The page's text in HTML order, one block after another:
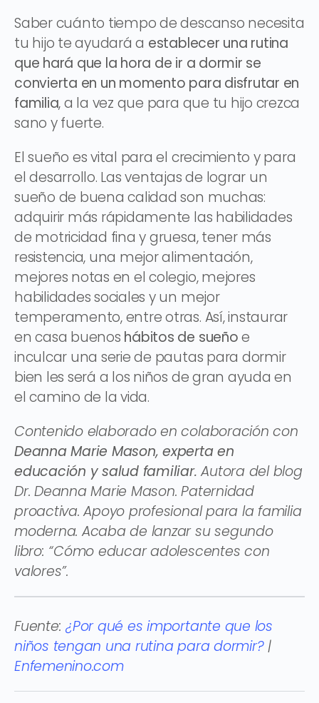
Saber cuánto tiempo de descanso necesita
tu hijo te ayudará a establecer una rutina
que hará que la hora de ir a dormir se
convierta en un momento para disfrutar en
familia, a la vez que para que tu hijo crezca
sano y fuerte.
El sueño es vital para el crecimiento y para
el desarrollo. Las ventajas de lograr un
sueño de buena calidad son muchas:
adquirir más rápidamente las habilidades
de motricidad fina y gruesa, tener más
resistencia, una mejor alimentación,
mejores notas en el colegio, mejores
habilidades sociales y un mejor
temperamento, entre otras. Así, instaurar
en casa buenos hábitos de sueñoe
inculcar una serie de pautas para dormir
bien les será a los niños de gran ayuda en
el camino de la vida.
Contenido elaborado en colaboración con
Deanna Marie Mason, experta en
educación y salud familiar. Autora del blog
Dr. Deanna Marie Mason. Paternidad
proactiva. Apoyo profesional para la familia
moderna. Acaba de lanzar su segundo
libro: “Cómo educar adolescentes con
valores”.
Fuente:¿Por qué es importante que los
niños tengan una rutina para dormir?|
Enfemenino.com